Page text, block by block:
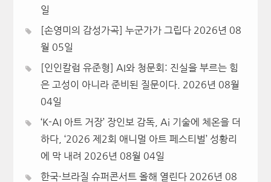
일
[손영미의 감성가곡] 누군가가 그립다 2026년 08
월 05일
[인인칼럼 유준형] AI와 청문회: 진실을 부르는 힘
은 고성이 아니라 준비된 질문이다.
2026년 08월
04일
‘K-AI 아트 거장’ 장인보 감독, Ai 기술에 체온을 더
하다, ‘2026 제2회 애니멀 아트 페스티벌’ 성황리
에 막 내려 2026년 08월 04일
한국·브라질 슈퍼콘서트 올해 열린다 2026년 08